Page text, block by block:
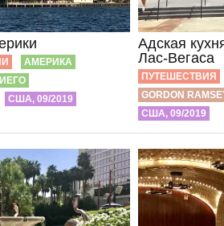
АМЕРИКА
США, 09/2019
Адская
Лас-Вегаса
ПУТЕШЕСТВИЯ
GORDON
США, 09/2019